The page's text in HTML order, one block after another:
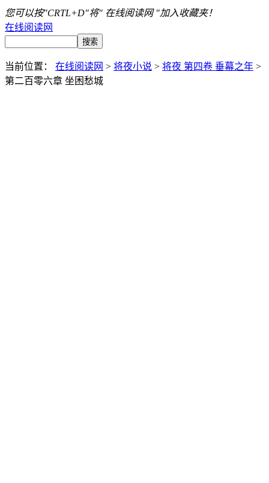
您可以按"CRTL+D"将" 在线阅读网 "加入收藏夹！
在线阅读网
当前位置： 在线阅读网 > 将夜小说 > 将夜 第四卷 垂幕之年 >
第二百零六章 坐困愁城